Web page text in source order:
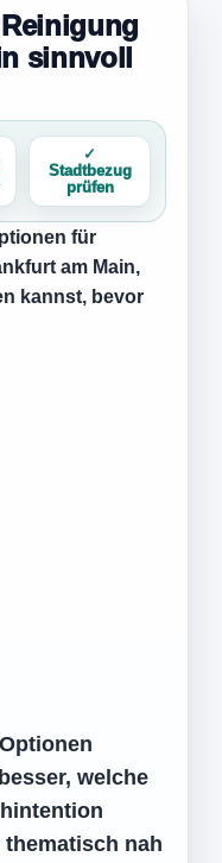
sinnvoll
✓
Stadtbezug
prüfen
für
am Main,
kannst, bevor
welche
nah